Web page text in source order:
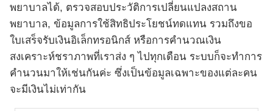
พยาบาลได้, ตรวจสอบประวัติการเปลี่ยนแปลงสถาน
พยาบาล, ข้อมูลการใช้สิทธิประโยชน์ทดแทน รวมถึงขอ
ใบเสร็จรับเงินอิเล็กทรอนิกส์ หรือการคำนวณเงิน
สงเคราะห์ชราภาพที่เราส่ง ๆ ไปทุกเดือน ระบบก็จะทำการ
คำนวนมาให้เช่นกันค่ะ ซึ่งเป็นข้อมูลเฉพาะของแต่ละคน
จะมีเงินไม่เท่ากัน